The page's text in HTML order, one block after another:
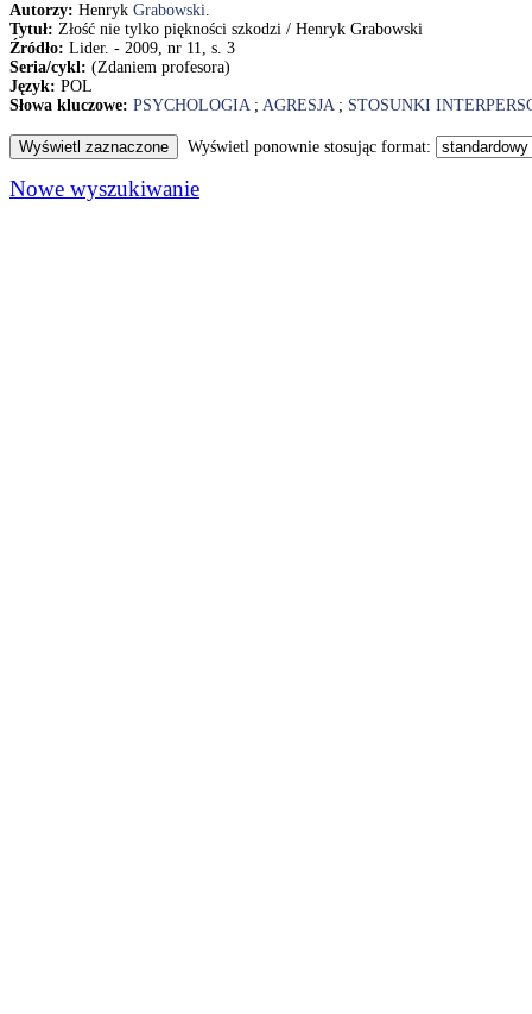
Autorzy: Henryk Grabowski.
Tytuł: Złość nie tylko piękności szkodzi / Henryk Grabowski
Źródło: Lider. - 2009, nr 11, s. 3
Seria/cykl: (Zdaniem profesora)
Język: POL
Słowa kluczowe: PSYCHOLOGIA; AGRESJA; STOSUNKI
Wyświetl ponownie stosując format:
Nowe wyszukiwanie